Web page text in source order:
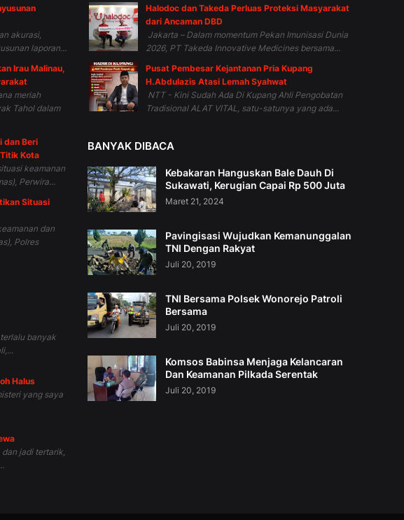
akurasi,
laporan...
Irau Malinau,
meriah
Tahol dalam
dan Beri
Kota
keamanan
Perwira...
Situasi
dan
Polres
banyak
Halus
yang saya
jadi tertarik,
Halodoc dan Takeda Perluas Proteksi Masyarakat
dari Ancaman DBD
Jakarta – Dalam momentum Pekan Imunisasi Dunia
2026, PT Takeda Innovative Medicines bersama...
Pusat Pembesar Kejantanan Pria Kupang
H.Abdulazis Atasi Lemah Syahwat
NTT - Kini Sudah Ada Di Kupang Ahli Pengobatan
Tradisional ALAT VITAL, satu-satunya yang ada...
BANYAK DIBACA
Kebakaran Hanguskan Bale Dauh Di
Sukawati, Kerugian Capai Rp 500 Juta
Maret 21, 2024
Pavingisasi Wujudkan Kemanunggalan
TNI Dengan Rakyat
Juli 20, 2019
TNI Bersama Polsek Wonorejo Patroli
Bersama
Juli 20, 2019
Komsos Babinsa Menjaga Kelancaran
Dan Keamanan Pilkada Serentak
Juli 20, 2019